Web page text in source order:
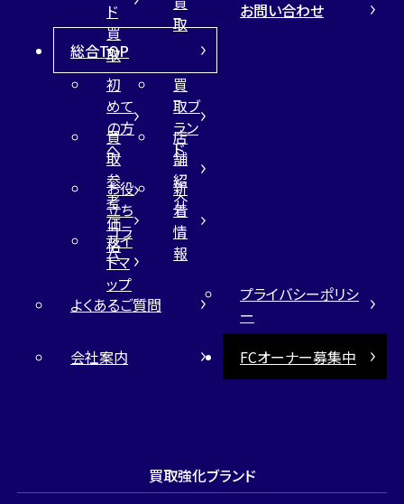
取
ド
買
取
総合TOP
初
めて
の方
へ
買
取ブ
ラン
ド
買
取
参
考
価
格
店
舗
紹
介
お役
立ち
コラ
ム
新
着
情
報
サイ
トマ
ップ
お問い合わせ
よくあるご質問
プライバシーポリシ
ー
会社案内
FCオーナー募集中
買取強化ブランド